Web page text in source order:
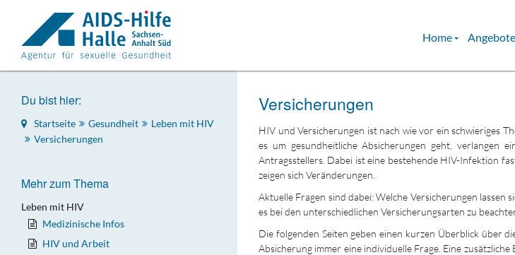
Home Angebote
Versicherungen
HIV und Versicherungen ist nach wie vor ein schwieriges
es um gesundheitliche Absicherungen geht, verlangen
Antragsstellers. Dabei ist eine bestehende HIV-Infektion
zeigen sich Veränderungen.
Aktuelle Fragen sind dabei: Welche Versicherungen lassen
es bei den unterschiedlichen Versicherungsarten zu
Die folgenden Seiten geben einen kurzen Überblick über
Absicherung immer eine individuelle Frage. Eine
Du bist hier:
Startseite Gesundheit
Leben mit HIV
Versicherungen
Mehr zum Thema
Leben mit HIV
Medizinische Infos
HIV und Arbeit